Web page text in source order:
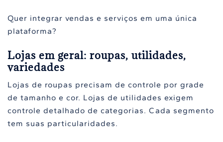
Quer integrar vendas e serviços em uma única
plataforma?
Lojas em geral: roupas, utilidades,
variedades
Lojas de roupas precisam de controle por grade
de tamanho e cor. Lojas de utilidades exigem
controle detalhado de categorias. Cada segmento
tem suas particularidades.